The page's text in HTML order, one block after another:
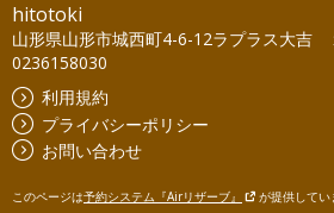
hitotoki
山形県山形市城西町4-6-12ラプラス大吉
0236158030
利用規約
プライバシーポリシー
お問い合わせ
このページは予約システム『Airリザーブ』 が提供してい